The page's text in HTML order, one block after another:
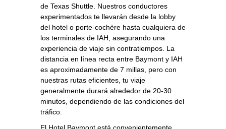
de Texas Shuttle. Nuestros conductores
experimentados te llevarán desde la lobby
del hotel o porte-cochère hasta cualquiera de
los terminales de IAH, asegurando una
experiencia de viaje sin contratiempos. La
distancia en línea recta entre Baymont y IAH
es aproximadamente de 7 millas, pero con
nuestras rutas eficientes, tu viaje
generalmente durará alrededor de 20-30
minutos, dependiendo de las condiciones del
tráfico.